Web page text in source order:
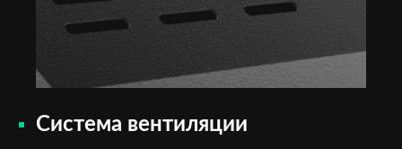
Система вентиляции